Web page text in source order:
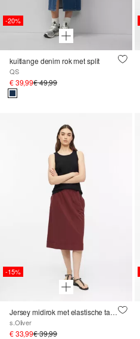
-20%
kuitlange denim rok met split
QS
€ 39,99€ 49,99
-15%
Jersey midirok met elastische tailleband en vlamgarenstructuur
s.Oliver
€ 33,99€ 39,99